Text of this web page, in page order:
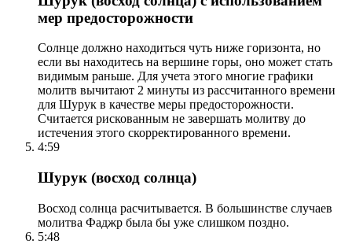
мер предосторожности
Солнце должно находиться чуть ниже горизонта, но
если вы находитесь на вершине горы, оно может стать
видимым раньше. Для учета этого многие графики
молитв вычитают 2 минуты из рассчитанного времени
для Шурук в качестве меры предосторожности.
Считается рискованным не завершать молитву до
истечения этого скорректированного времени.
4:59
Шурук (восход солнца)
Восход солнца расчитывается. В большинстве случаев
молитва Фаджр была бы уже слишком поздно.
5:48